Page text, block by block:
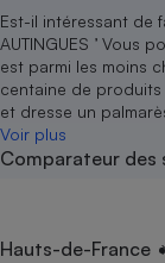
Est-il intéressant de
AUTINGUES ’ Vous
est parmi les moins
centaine de
et dresse un
Voir plus
Comparateur des
Hauts-de-France
Conseils
Brèves
Soumettre un
Lettres types
Rencontrer
Les billets de
Nos
Nous rejoindre
En savoir plus
?
Notre
Nos
Nous rejoindre